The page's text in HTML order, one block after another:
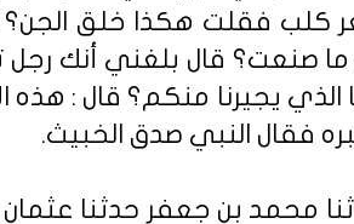
كلب فقلت هكذا خلق
صنعت؟ قال بلغني أنك رجل
الذي يجيرنا منكم؟ قال : هذه
فقال النبي صدق الخبيث.
محمد بن جعفر حدثنا